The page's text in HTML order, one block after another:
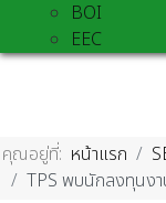
BOI
EEC
คุณอยู่ที่: หน้าแรก
TPS พบนักลงทุนง